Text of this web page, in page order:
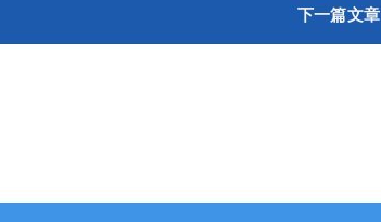
下一篇文章